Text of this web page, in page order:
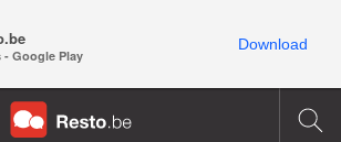
- Google Play
Download